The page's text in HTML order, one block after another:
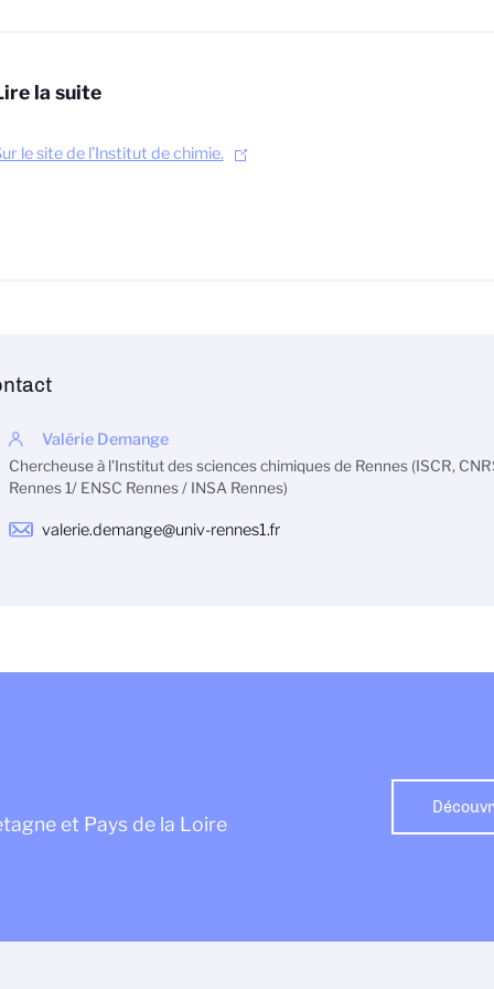
la suite
le site de l’Institut de chimie.
Valérie Demange
Chercheuse à l'Institut des sciences chimiques de Rennes (ISCR,
Rennes 1/ ENSC Rennes / INSA Rennes)
valerie.demange@univ-rennes1.fr
et Pays de la Loire